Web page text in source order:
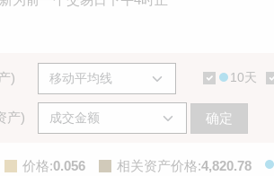
) 10天
产) 确定
价格:0.056 相关资产价格:4,820.78